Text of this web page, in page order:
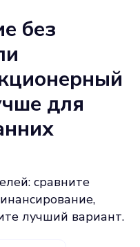
без
для
сравните
лучший вариант.